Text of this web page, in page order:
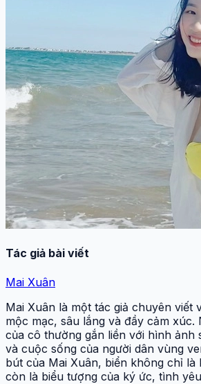
Tác giả bài viết
Mai Xuân
Mai Xuân là một tác giả chuyên viết
mộc mạc, sâu lắng và đầy cảm xúc.
của cô thường gắn liền với hình ảnh
và cuộc sống của người dân vùng
bút của Mai Xuân, biển không chỉ là
còn là biểu tượng của ký ức, tình